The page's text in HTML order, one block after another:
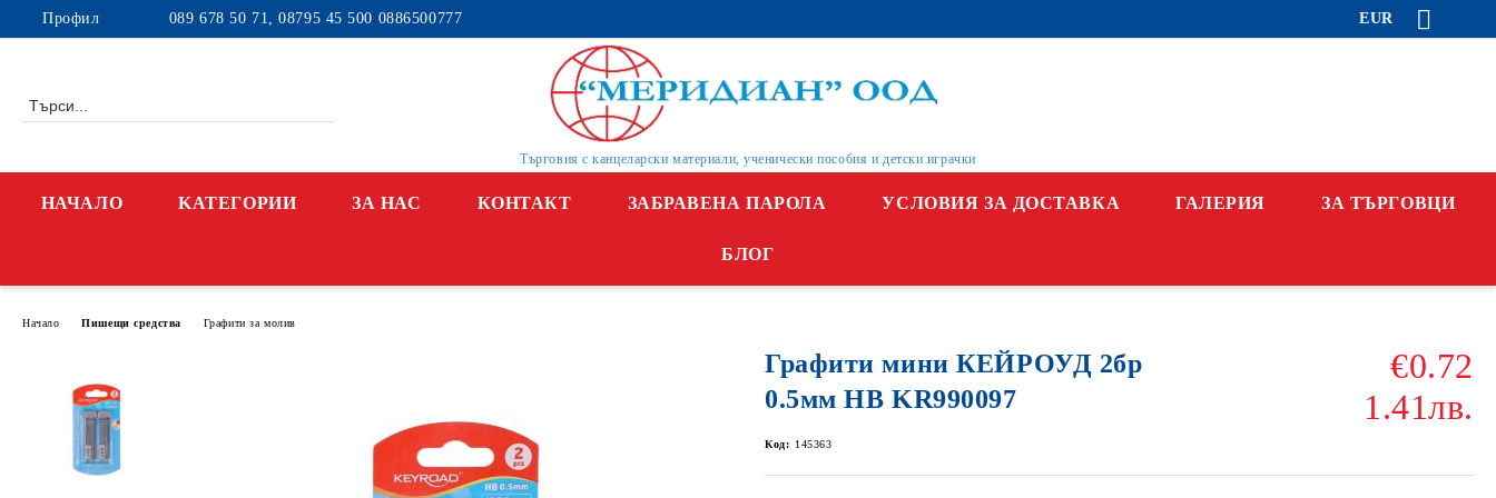
Профил 089 678 50 71, 08795 45 500 0886500777 EUR
Търговия с канцеларски материали, ученически пособия и детски играчки
НАЧАЛО KАТЕГОРИИ ЗА НАС КОНТАКТ ЗАБРАВЕНА ПАРОЛА УСЛОВИЯ ЗА ДОСТАВКА ГАЛЕРИЯ ЗА ТЪРГОВЦИ
БЛОГ
Начало Пишещи средства Графити за молив
Графити мини КЕЙРОУД 2бр
0.5мм НВ KR990097
€0.72
1.41лв.
Код: 145363